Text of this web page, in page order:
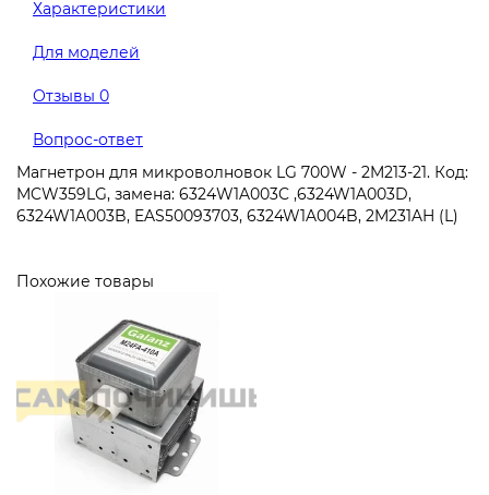
Характеристики
Для моделей
Отзывы 0
Вопрос-ответ
Магнетрон для микроволновок LG 700W - 2M213-21. Код:
MCW359LG, замена: 6324W1A003C ,6324W1A003D,
6324W1A003B, EAS50093703, 6324W1A004B, 2M231AH (L)
Похожие товары